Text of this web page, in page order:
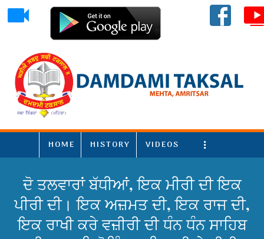
HOME HISTORY VIDEOS More
ਦੋ ਤਲਵਾਰਾਂ ਬੱਧੀਆਂ, ਇਕ ਮੀਰੀ ਦੀ ਇਕ
ਪੀਰੀ ਦੀ। ਇਕ ਅਜ਼ਮਤ ਦੀ, ਇਕ ਰਾਜ ਦੀ,
ਇਕ ਰਾਖੀ ਕਰੇ ਵਜ਼ੀਰੀ ਦੀ ਧੰਨ ਧੰਨ ਸਾਹਿਬ